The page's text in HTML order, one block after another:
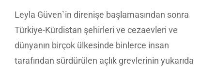
Leyla Güven`in direnişe başlamasından sonra
Türkiye-Kürdistan şehirleri ve cezaevleri ve
dünyanın birçok ülkesinde binlerce insan
tarafından sürdürülen açlık grevlerinin yukarıda